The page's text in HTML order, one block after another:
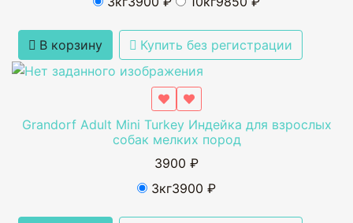
В корзину Купить без регистрации
Grandorf Adult Mini Turkey Индейка для взрослых
собак мелких пород
3900 ₽
3кг3900 ₽